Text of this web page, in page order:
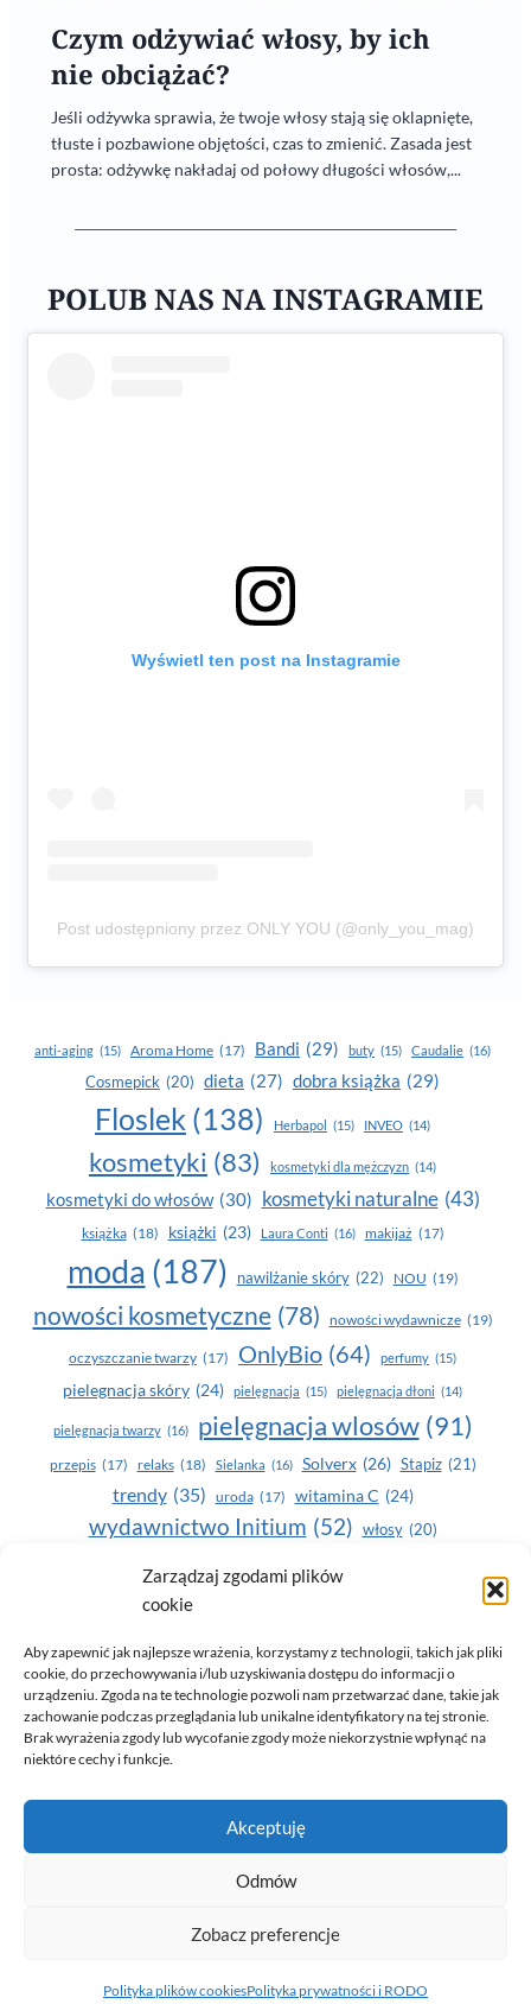
Zarządzaj zgodami plików
cookie
Aby zapewnić jak najlepsze wrażenia, korzystamy z technologii, takich jak pliki
cookie, do przechowywania i/lub uzyskiwania dostępu do informacji o
urządzeniu. Zgoda na te technologie pozwoli nam przetwarzać dane, takie jak
zachowanie podczas przeglądania lub unikalne identyfikatory na tej stronie.
Brak wyrażenia zgody lub wycofanie zgody może niekorzystnie wpłynąć na
niektóre cechy i funkcje.
Akceptuję
Odmów
Zobacz preferencje
Polityka plików cookiesPolityka prywatności i RODO
Czym odżywiać włosy, by ich
nie obciążać?
Jeśli odżywka sprawia, że twoje włosy stają się oklapnięte,
tłuste i pozbawione objętości, czas to zmienić. Zasada jest
prosta: odżywkę nakładaj od połowy długości włosów,...
POLUB NAS NA INSTAGRAMIE
Wyświetl ten post na Instagramie
Post udostępniony przez ONLY YOU (@only_you_mag)
anti-aging (15) Aroma Home (17) Bandi (29) buty (15) Caudalie (16)
Cosmepick (20) dieta (27) dobra książka (29)
Floslek (138) Herbapol (15) INVEO (14)
kosmetyki (83) kosmetyki dla mężczyzn (14)
kosmetyki do włosów (30) kosmetyki naturalne (43)
książka (18) książki (23) Laura Conti (16) makijaż (17)
moda (187) nawilżanie skóry (22) NOU (19)
nowości kosmetyczne (78) nowości wydawnicze (19)
oczyszczanie twarzy (17) OnlyBio (64) perfumy (15)
pielegnacja skóry (24) pielęgnacja (15) pielęgnacja dłoni (14)
pielęgnacja twarzy (16) pielęgnacja wlosów (91)
przepis (17) relaks (18) Sielanka (16) Solverx (26) Stapiz (21)
trendy (35) uroda (17) witamina C (24)
wydawnictwo Initium (52) włosy (20)
Yasumi(164) zdrowe zęby
zdrowie
© 2026 Only You - portal dla kobiet (uroda, moda, zdrowie)
opracowanie:AZDOBRESTRONY
Polityka prywatności i RODO
Polityka plików cookies (EU)